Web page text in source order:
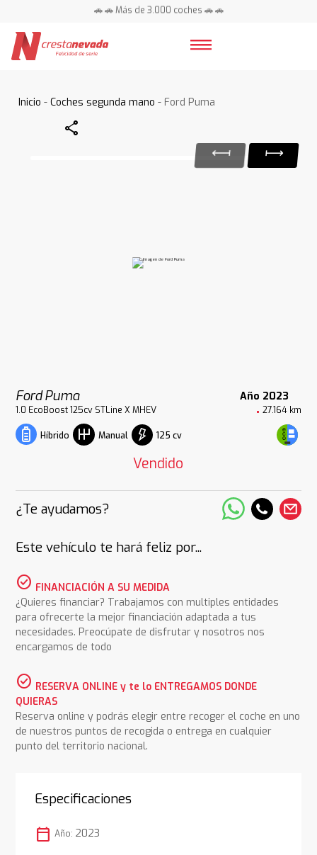
🚗 🚗 Más de 3.000 coches 🚗 🚗
Inicio -Coches segunda mano - Ford Puma
Share
Ford Puma Año 2023
1.0 EcoBoost 125cv STLine X MHEV 27.164 km
Híbrido Manual 125 cv
Vendido
¿Te ayudamos?
Este vehículo te hará feliz por...
check_circle FINANCIACIÓN A SU MEDIDA
¿Quieres financiar? Trabajamos con multiples entidades
para ofrecerte la mejor financiación adaptada a tus
necesidades. Preocúpate de disfrutar y nosotros nos
encargamos de todo
check_circle RESERVA ONLINE y te lo ENTREGAMOS DONDE
QUIERAS
Reserva online y podrás elegir entre recoger el coche en uno
de nuestros puntos de recogida o entrega en cualquier
punto del territorio nacional.
Especificaciones
calendar_today Año: 2023